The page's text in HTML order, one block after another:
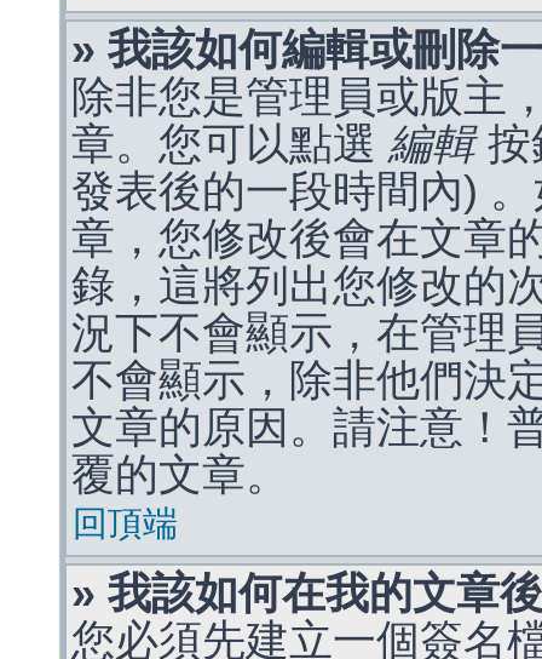
» 我該如何編輯或刪除
除非您是管理員或版主
章。您可以點選 編輯按
發表後的一段時間內)
章，您修改後會在文章
錄，這將列出您修改的
況下不會顯示，在管理
不會顯示，除非他們決
文章的原因。請注意！
覆的文章。
回頂端
» 我該如何在我的文章
您必須先建立一個簽名